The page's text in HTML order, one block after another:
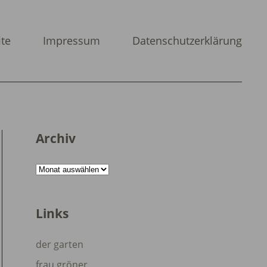
Impressum Datenschutzerklärung
Archiv
Archiv
Links
der garten